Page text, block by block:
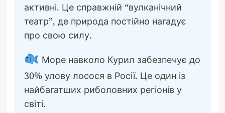
активні. Це справжній “вулканічний
театр”, де природа постійно нагадує
про свою силу.
Море навколо Курил забезпечує до
30% улову лосося в Росії. Це один із
найбагатших риболовних регіонів у
світі.